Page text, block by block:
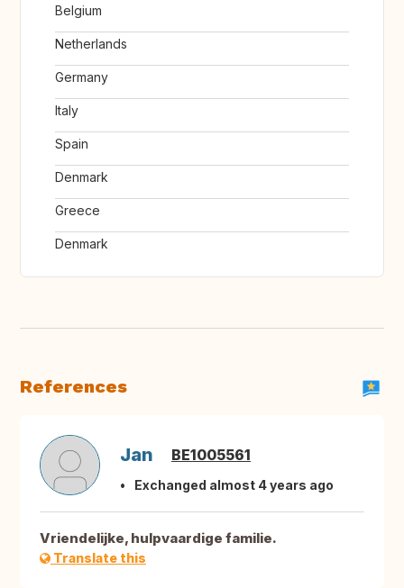
Belgium
Netherlands
Germany
Italy
Spain
Denmark
Greece
Denmark
References
Jan BE1005561
Exchanged almost 4 years ago
Vriendelijke, hulpvaardige familie.
Translate this